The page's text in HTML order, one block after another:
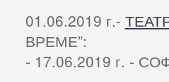
01.06.2019 г.-
ВРЕМЕ”:
- 17.06.2019 г. -